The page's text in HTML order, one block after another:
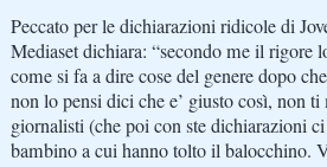
Peccato per le dichiarazioni ridicole di
Mediaset dichiara: “secondo me il rigore
come si fa a dire cose del genere dopo
non lo pensi dici che e’ giusto così, non
giornalisti (che poi con ste dichiarazioni
bambino a cui hanno tolto il balocchino.